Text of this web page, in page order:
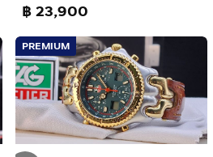
฿ 23,900
PREMIUM